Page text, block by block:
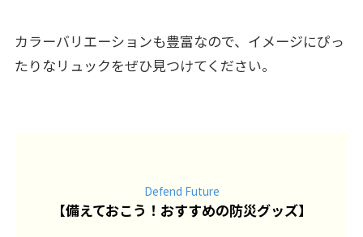
カラーバリエーションも豊富なので、イメージにぴっ
たりなリュックをぜひ見つけてください。
Defend Future
【備えておこう！おすすめの防災グッズ】